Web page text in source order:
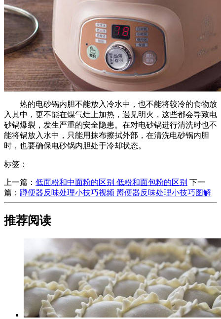
热的电砂锅内胆不能放入冷水中，也不能将较冷的食物放
入其中，更不能在煤气灶上加热，遇见明火，这些都会导致电
砂锅爆裂，发生严重的安全隐患。在对电砂锅进行清洗时也不
能将锅放入水中，只能用抹布擦拭外部，在清洗电砂锅内胆
时，也要确保电砂锅内胆处于冷却状态。
标签：
上一篇： ​低面粉和中面粉的区别 低粉和面包粉的区别 下一
篇： ​蹲便器反味处理小技巧视频 蹲便器反味处理小技巧图解
推荐阅读